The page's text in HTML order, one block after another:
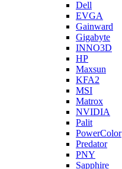
Dell
EVGA
Gainward
Gigabyte
INNO3D
HP
Maxsun
KFA2
MSI
Matrox
NVIDIA
Palit
PowerColor
Predator
PNY
Sapphire